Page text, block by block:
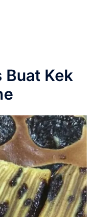
Buat Kek